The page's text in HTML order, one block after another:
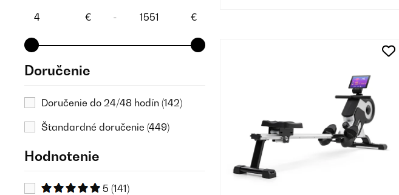
€ - €
Doručenie
Doručenie do 24/48 hodín (142)
Štandardné doručenie (449)
Hodnotenie
5 (141)